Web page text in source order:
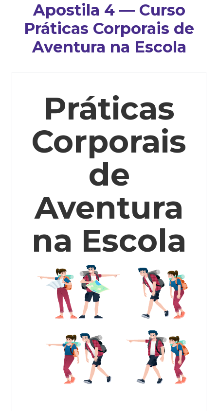
Apostila 4 — Curso
Práticas Corporais de
Aventura na Escola
Práticas
Corporais
de
Aventura
na Escola